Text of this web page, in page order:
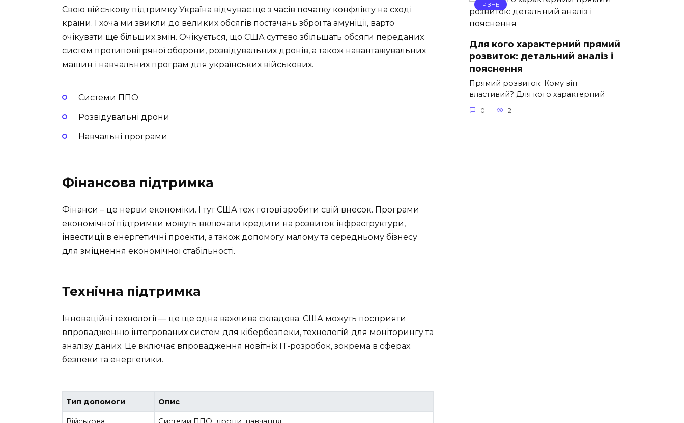
Свою військову підтримку Україна відчуває ще з часів початку конфлікту на сході
країни. І хоча ми звикли до великих обсягів постачань зброї та амуніції, варто
очікувати ще більших змін. Очікується, що США суттєво збільшать обсяги переданих
систем протиповітряної оборони, розвідувальних дронів, а також навантажувальних
машин і навчальних програм для українських військових.
Системи ППО
Розвідувальні дрони
Навчальні програми
Фінансова підтримка
Фінанси – це нерви економіки. І тут США теж готові зробити свій внесок. Програми
економічної підтримки можуть включати кредити на розвиток інфраструктури,
інвестиції в енергетичні проекти, а також допомогу малому та середньому бізнесу
для зміцнення економічної стабільності.
Технічна підтримка
Інноваційні технології — це ще одна важлива складова. США можуть посприяти
впровадженню інтегрованих систем для кібербезпеки, технологій для моніторингу та
аналізу даних. Це включає впровадження новітніх IT-розробок, зокрема в сферах
безпеки та енергетики.
Тип допомоги Опис
РІЗНЕ
Для кого характерний прямий
розвиток: детальний аналіз і
пояснення
Прямий розвиток: Кому він
властивий? Для кого характерний
0 2